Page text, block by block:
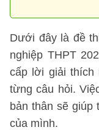
Dưới đây là đề
nghiệp THPT
cấp lời giải thích
từng câu hỏi.
bản thân sẽ giúp
của mình.